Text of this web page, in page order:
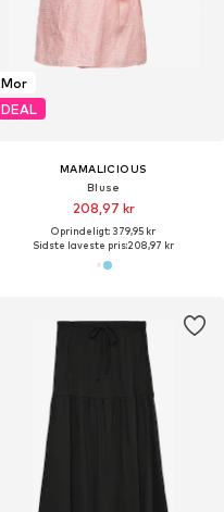
Mor
DEAL
MAMALICIOUS
Bluse
208,97 kr
Oprindeligt: 379,95 kr
Sidste laveste pris:208,97 kr